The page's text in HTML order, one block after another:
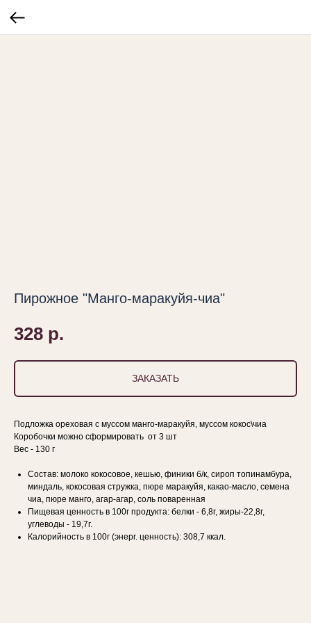
Пирожное "Манго-маракуйя-чиа"
328 р.
ЗАКАЗАТЬ
Подложка ореховая с муссом манго-маракуйя, муссом кокос\чиа
Коробочки можно сформировать от 3 шт
Вес - 130 г
Состав: молоко кокосовое, кешью, финики б/к, сироп топинамбура,
миндаль, кокосовая стружка, пюре маракуйя, какао-масло, семена
чиа, пюре манго, агар-агар, соль поваренная
Пищевая ценность в 100г продукта: белки - 6,8г, жиры-22,8г,
углеводы - 19,7г.
Калорийность в 100г (энерг. ценность): 308,7 ккал.